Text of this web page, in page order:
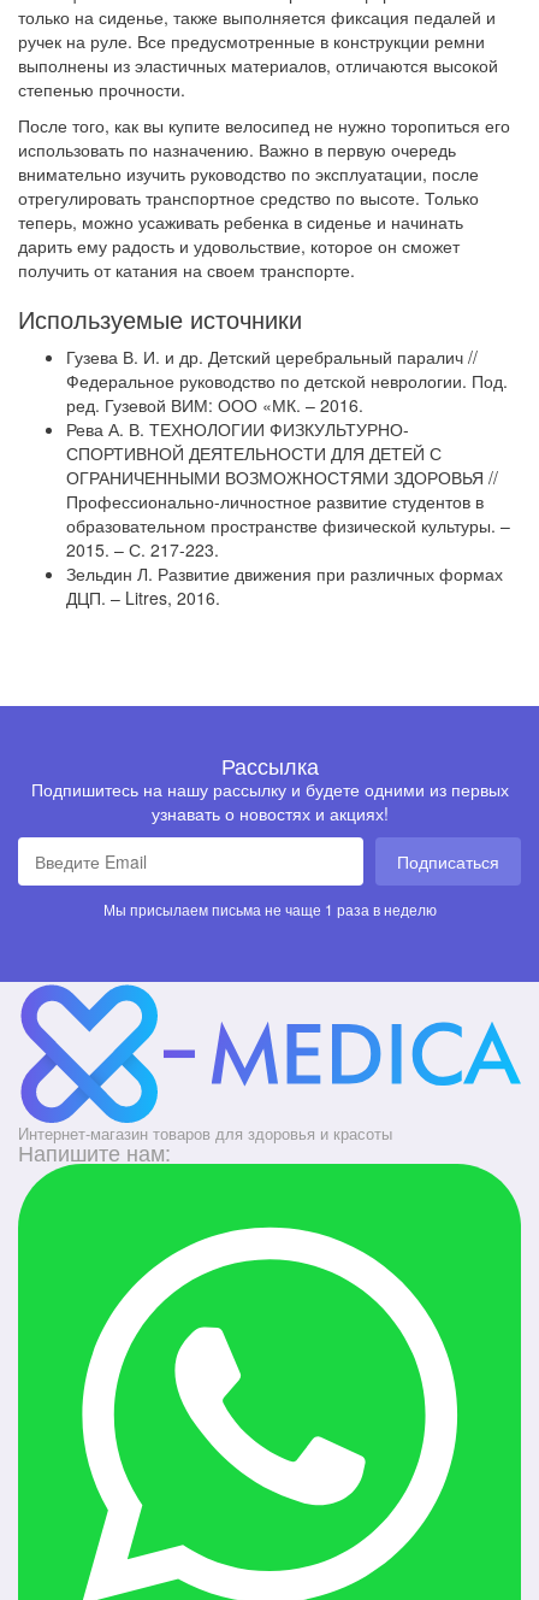
только на сиденье, также выполняется фиксация педалей и
ручек на руле. Все предусмотренные в конструкции ремни
выполнены из эластичных материалов, отличаются высокой
степенью прочности.
После того, как вы купите велосипед не нужно торопиться его
использовать по назначению. Важно в первую очередь
внимательно изучить руководство по эксплуатации, после
отрегулировать транспортное средство по высоте. Только
теперь, можно усаживать ребенка в сиденье и начинать
дарить ему радость и удовольствие, которое он сможет
получить от катания на своем транспорте.
Используемые источники
Гузева В. И. и др. Детский церебральный паралич //
Федеральное руководство по детской неврологии. Под.
ред. Гузевой ВИМ: ООО «МК. – 2016.
Рева А. В. ТЕХНОЛОГИИ ФИЗКУЛЬТУРНО-
СПОРТИВНОЙ ДЕЯТЕЛЬНОСТИ ДЛЯ ДЕТЕЙ С
ОГРАНИЧЕННЫМИ ВОЗМОЖНОСТЯМИ ЗДОРОВЬЯ //
Профессионально-личностное развитие студентов в
образовательном пространстве физической культуры. –
2015. – С. 217-223.
Зельдин Л. Развитие движения при различных формах
ДЦП. – Litres, 2016.
Рассылка
Подпишитесь на нашу рассылку и будете одними из первых
узнавать о новостях и акциях!
Подписаться
Мы присылаем письма не чаще 1 раза в неделю
Интернет-магазин товаров для здоровья и красоты
Напишите нам: